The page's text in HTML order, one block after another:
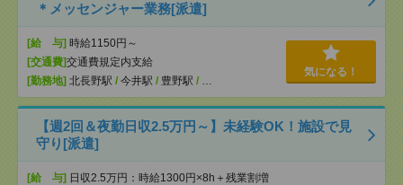
＊メッセンジャー業務[派遣]
[給 与] 時給1150円～
[交通費]交通費規定内支給
[勤務地] 北長野駅 / 今井駅 / 豊野駅 / …
気になる！
【週2回＆夜勤日収2.5万円～】未経験OK！施設で見
守り[派遣]
[給 与] 日収2.5万円：時給1300円×8h＋残業割増